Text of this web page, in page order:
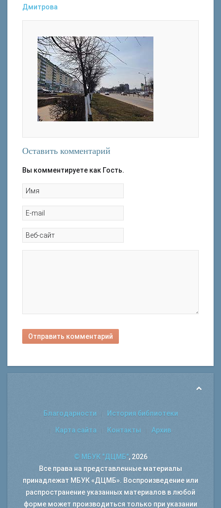
Дмитрова
Оставить комментарий
Вы комментируете как Гость.
Отправить комментарий
Благодарности История библиотеки
Карта сайта Контакты Архив
© МБУК "ДЦМБ", 2026
Все права на представленные материалы
принадлежат МБУК «ДЦМБ». Воспроизведение или
распространение указанных материалов в любой
форме может производиться только при указании